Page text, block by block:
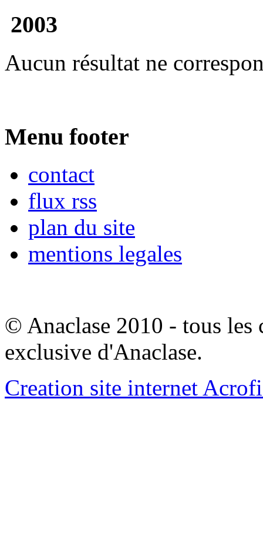
2003
Aucun résultat ne
Menu footer
contact
flux rss
plan du site
mentions legales
© Anaclase 2010 - tous les
exclusive d'Anaclase.
Creation site internet